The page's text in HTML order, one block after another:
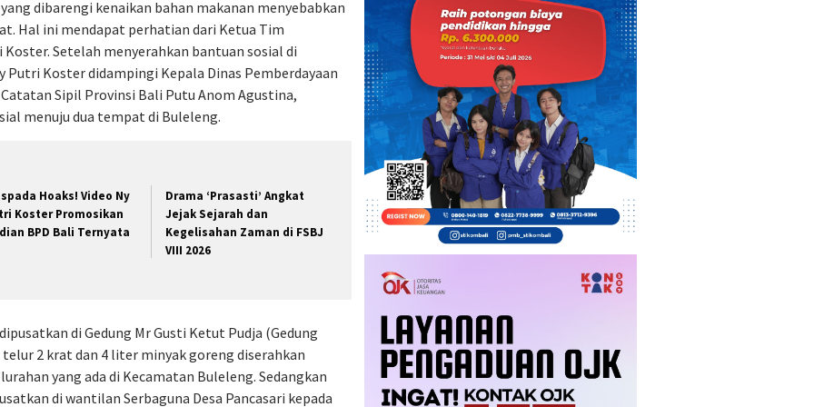
dibarengi kenaikan bahan makanan menyebabkan
Hal ini mendapat perhatian dari Ketua Tim
Setelah menyerahkan bantuan sosial di
Putri Koster didampingi Kepala Dinas Pemberdayaan
Sipil Provinsi Bali Putu Anom Agustina,
menuju dua tempat di Buleleng.
Hoaks! Video Ny
Koster Promosikan
BPD Bali Ternyata
Drama ‘Prasasti’ Angkat
Jejak Sejarah dan
Kegelisahan Zaman di FSBJ
VIII 2026
di Gedung Mr Gusti Ketut Pudja (Gedung
2 krat dan 4 liter minyak goreng diserahkan
yang ada di Kecamatan Buleleng. Sedangkan
di wantilan Serbaguna Desa Pancasari kepada